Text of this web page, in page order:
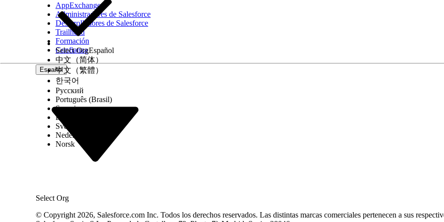
por usuario
Número máximo de preferencias de
recursos de servicio
Número máximo de registros para estos
objetos:
Turnos, plantillas de turnos, operaciones
de programación de turnos, recursos de
servicio, territorios de servicio, perfiles de
trabajo, horarios laborales, absentismos
de recursos o restricciones de
programación
Número máximo de divisiones de hora o
miembros de territorios de servicio
Límites de programación
AppExchange
Administradores de Salesforce
Desarrolladores de Salesforce
Trailhead
Formación
Confianza
Español
Select Org
Select OrgEspañol
中文（简体）
中文（繁體）
한국어
Русский
Português (Brasil)
Suomi
Dansk
Svenska
Nederlands
Norsk
© Copyright 2026, Salesforce.com Inc. Todos los derechos reservados. Las distintas marcas comerciales pertenecen a sus